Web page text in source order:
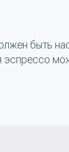
быть